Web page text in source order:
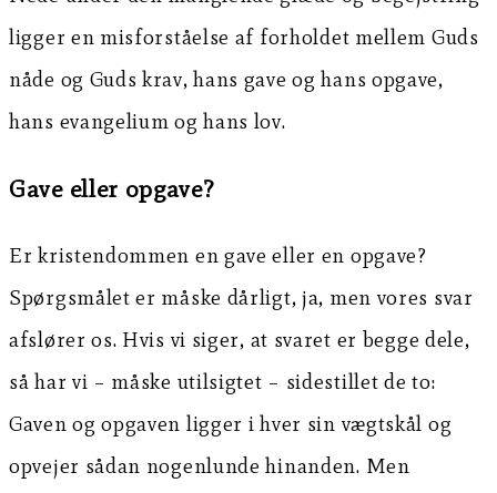
ligger en misforståelse af forholdet mellem Guds
nåde og Guds krav, hans gave og hans opgave,
hans evangelium og hans lov.
Gave eller opgave?
Er kristendommen en gave eller en opgave?
Spørgsmålet er måske dårligt, ja, men vores svar
afslører os. Hvis vi siger, at svaret er begge dele,
så har vi – måske utilsigtet – sidestillet de to:
Gaven og opgaven ligger i hver sin vægtskål og
opvejer sådan nogenlunde hinanden. Men